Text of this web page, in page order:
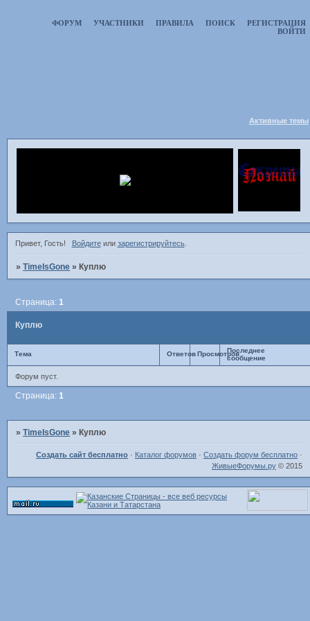
ФОРУМ УЧАСТНИКИ ПРАВИЛА ПОИСК
РЕГИСТРАЦИЯ
ВОЙТИ
Активные темы
Привет, Гость! Войдитеили зарегистрируйтесь.
»TimeIsGone »Куплю
Куплю
Страница:1
Тема ОтветовПросмотровПоследнее
сообщение
Форум пуст.
Страница:1
»TimeIsGone » Куплю
Создать сайт бесплатно · Каталог форумов ·Создать форум бесплатно ·
ЖивыеФорумы.ру © 2015